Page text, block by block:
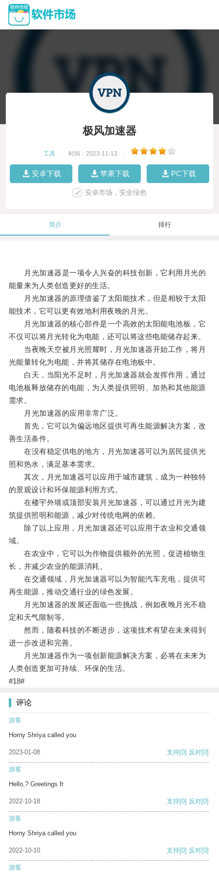
极风加速器
工具 时间：2023-11-13
安卓下载 苹果下载 PC下载
安卓市场，安全绿色
简介 排行
月光加速器是一项令人兴奋的科技创新，它利用月光的
能量来为人类创造更好的生活。
月光加速器的原理借鉴了太阳能技术，但是相较于太阳
能技术，它可以更有效地利用夜晚的月光。
月光加速器的核心部件是一个高效的太阳能电池板，它
不仅可以将月光转化为电能，还可以将这些电能储存起来。
当夜晚天空被月光照耀时，月光加速器开始工作，将月
光能量转化为电能，并将其储存在电池板中。
白天，当阳光不足时，月光加速器就会发挥作用，通过
电池板释放储存的电能，为人类提供照明、加热和其他能源
需求。
月光加速器的应用非常广泛。
首先，它可以为偏远地区提供可再生能源解决方案，改
善生活条件。
在没有稳定供电的地方，月光加速器可以为居民提供光
照和热水，满足基本需求。
其次，月光加速器可以应用于城市建筑，成为一种独特
的景观设计和环保能源利用方式。
在楼宇外墙或顶部安装月光加速器，可以通过月光为建
筑提供照明和能源，减少对传统电网的依赖。
除了以上应用，月光加速器还可以应用于农业和交通领
域。
在农业中，它可以为作物提供额外的光照，促进植物生
长，并减少农业的能源消耗。
在交通领域，月光加速器可以为智能汽车充电，提供可
再生能源，推动交通行业的绿色发展。
月光加速器的发展还面临一些挑战，例如夜晚月光不稳
定和天气限制等。
然而，随着科技的不断进步，这项技术有望在未来得到
进一步改进和完善。
月光加速器作为一项创新能源解决方案，必将在未来为
人类创造更加可持续、环保的生活。
#18#
评论
游客
Horny Shriya called you
2023-01-08 支持[0] 反对[0]
游客
Hello,? Greetings fr
2022-10-18 支持[0] 反对[0]
游客
Horny Shriya called you
2022-10-10 支持[0] 反对[0]
游客